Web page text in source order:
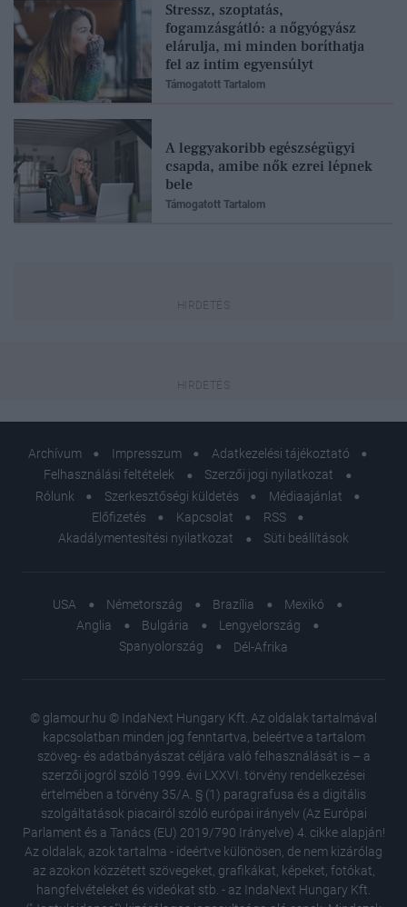
Stressz, szoptatás,
fogamzásgátló: a nőgyógyász
elárulja, mi minden boríthatja
fel az intim egyensúlyt
Támogatott Tartalom
A leggyakoribb egészségügyi
csapda, amibe nők ezrei lépnek
bele
Támogatott Tartalom
Archívum Impresszum
Adatkezelési tájékoztató
Felhasználási feltételek
Szerzői jogi nyilatkozat
Rólunk
Szerkesztőségi küldetés
Médiaajánlat
Előfizetés
Kapcsolat
RSS
Akadálymentesítési nyilatkozat
Süti beállítások
USA Németország Brazília
Mexikó
Anglia
Bulgária
Lengyelország
Spanyolország
Dél-Afrika
© glamour.hu © IndaNext Hungary Kft. Az oldalak tartalmával
kapcsolatban minden jog fenntartva, beleértve a tartalom
szöveg- és adatbányászat céljára való felhasználását is – a
szerzői jogról szóló 1999. évi LXXVI. törvény rendelkezései
értelmében a törvény 35/A. § (1) paragrafusa és a digitális
szolgáltatások piacairól szóló európai irányelv (Az Európai
Parlament és a Tanács (EU) 2019/790 Irányelve) 4. cikke alapján!
Az oldalak, azok tartalma - ideértve különösen, de nem kizárólag
az azokon közzétett szövegeket, grafikákat, képeket, fotókat,
hangfelvételeket és videókat stb. - az IndaNext Hungary Kft.